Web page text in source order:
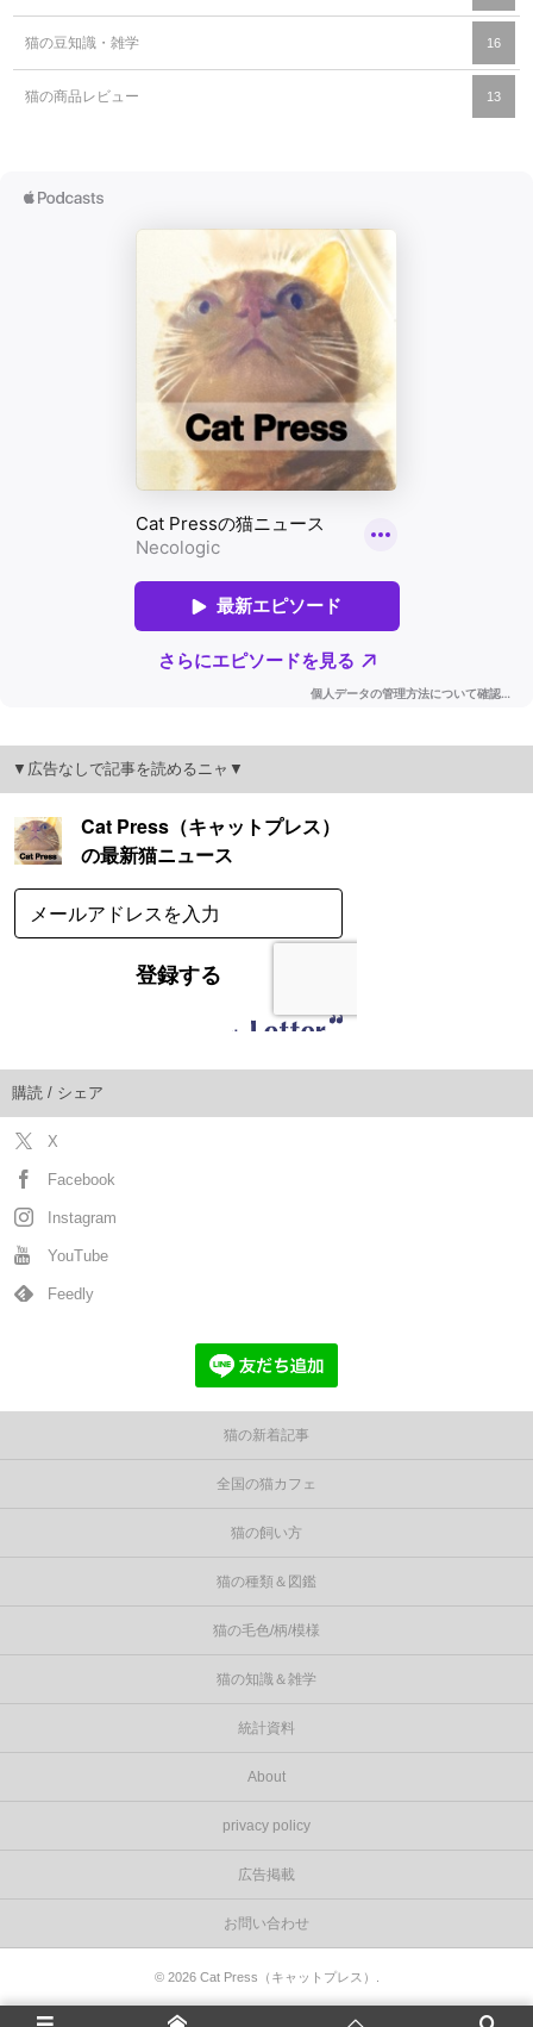
猫の豆知識・雑学 16
猫の商品レビュー 13
▼広告なしで記事を読めるニャ▼
購読 / シェア
X
Facebook
Instagram
YouTube
Feedly
猫の新着記事
全国の猫カフェ
猫の飼い方
猫の種類＆図鑑
猫の毛色/柄/模様
猫の知識＆雑学
統計資料
About
privacy policy
広告掲載
お問い合わせ
© 2026 Cat Press（キャットプレス）